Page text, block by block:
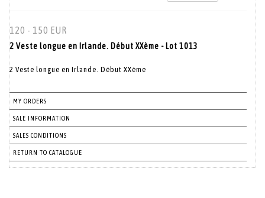
120 - 150 EUR
2 Veste longue en Irlande. Début XXème - Lot 1013
2 Veste longue en Irlande. Début XXème
MY ORDERS
SALE INFORMATION
SALES CONDITIONS
RETURN TO CATALOGUE